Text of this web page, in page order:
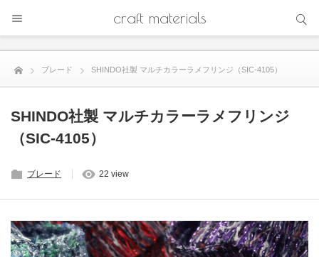
craft materials
ブレード SHINDO社製 マルチカラーラメフリンジ（SIC-4105）
SHINDO社製 マルチカラーラメフリンジ
（SIC-4105）
ブレード 22 view